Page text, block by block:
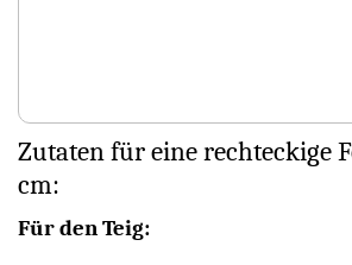
Zutaten für eine rechteckige
cm:
Für den Teig: